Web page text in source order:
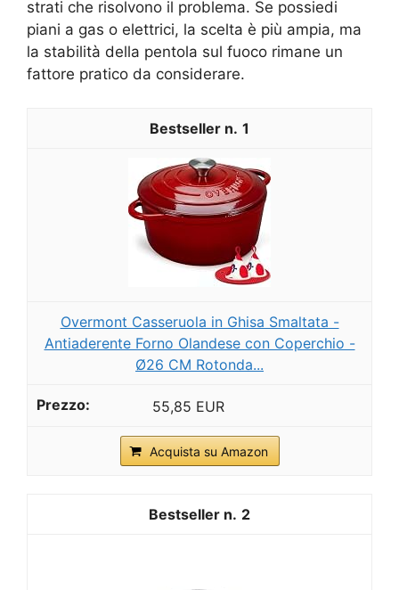
strati che risolvono il problema. Se possiedi
piani a gas o elettrici, la scelta è più ampia, ma
la stabilità della pentola sul fuoco rimane un
fattore pratico da considerare.
1
Overmont Casseruola in Ghisa Smaltata -
Antiaderente Forno Olandese con Coperchio -
Ø26 CM Rotonda...
55,85 EUR
Acquista su Amazon
2